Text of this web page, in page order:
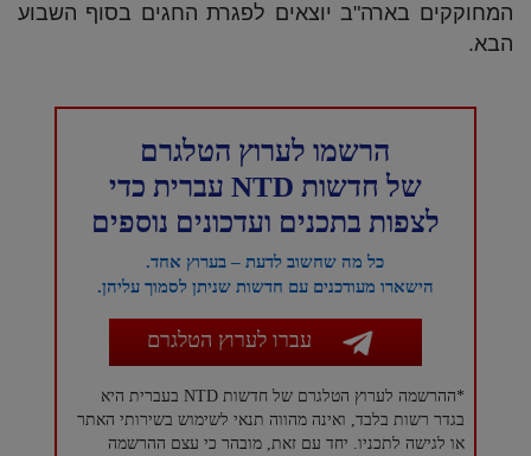
המחוקקים בארה"ב יוצאים לפגרת החגים בסוף השבוע
הבא.
הרשמו לערוץ הטלגרם
של חדשות NTD עברית כדי
לצפות בתכנים ועדכונים נוספים
כל מה שחשוב לדעת – בערוץ אחד.
הישארו מעודכנים עם חדשות שניתן לסמוך עליהן.
עברו לערוץ הטלגרם
*ההרשמה לערוץ הטלגרם של חדשות NTD בעברית היא
בגדר רשות בלבד, ואינה מהווה תנאי לשימוש בשירותי האתר
או לגישה לתכניו. יחד עם זאת, מובהר כי עצם ההרשמה